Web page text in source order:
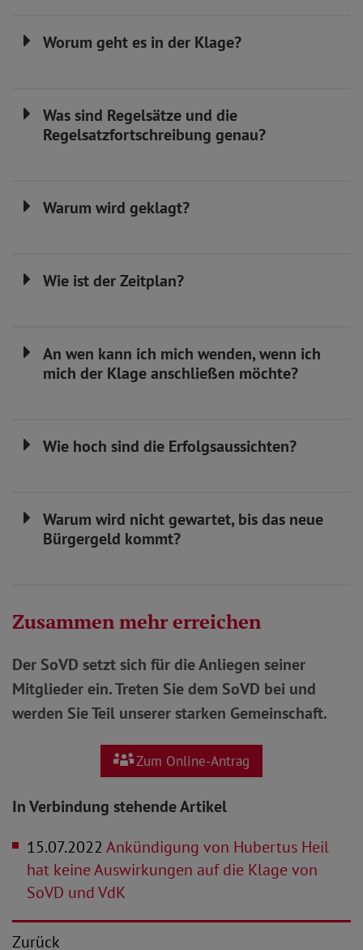
Worum geht es in der Klage?
Was sind Regelsätze und die
Regelsatzfortschreibung genau?
Warum wird geklagt?
Wie ist der Zeitplan?
An wen kann ich mich wenden, wenn ich
mich der Klage anschließen möchte?
Wie hoch sind die Erfolgsaussichten?
Warum wird nicht gewartet, bis das neue
Bürgergeld kommt?
Zusammen mehr erreichen
Der SoVD setzt sich für die Anliegen seiner
Mitglieder ein. Treten Sie dem SoVD bei und
werden Sie Teil unserer starken Gemeinschaft.
Zum Online-Antrag
In Verbindung stehende Artikel
15.07.2022Ankündigung von Hubertus Heil
hat keine Auswirkungen auf die Klage von
SoVD und VdK
Zurück